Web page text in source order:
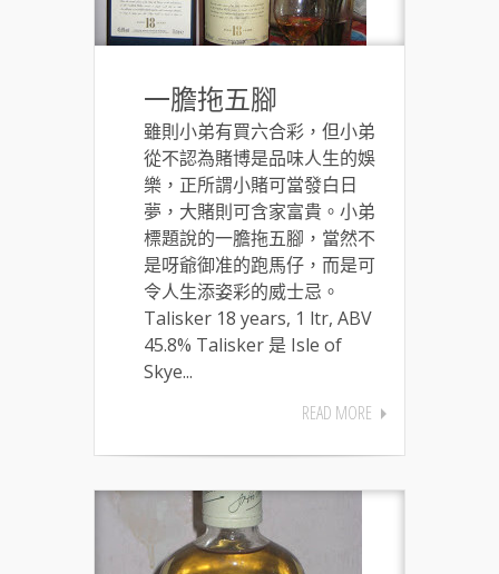
一膽拖五腳
雖則小弟有買六合彩，但小弟
從不認為賭博是品味人生的娛
樂，正所謂小賭可當發白日
夢，大賭則可含家富貴。小弟
標題說的一膽拖五腳，當然不
是呀爺御准的跑馬仔，而是可
令人生添姿彩的威士忌。
Talisker 18 years, 1 ltr, ABV
45.8% Talisker 是 Isle of
Skye...
READ MORE